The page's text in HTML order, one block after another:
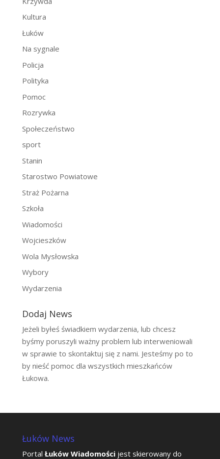
Kultura
Łuków
Na sygnale
Policja
Polityka
Pomoc
Rozrywka
Społeczeństwo
sport
Stanin
Starostwo Powiatowe
Straż Pożarna
Szkoła
Wiadomości
Wojcieszków
Wola Mysłowska
Wybory
Wydarzenia
Dodaj News
Jeżeli byłeś świadkiem wydarzenia, lub chcesz
byśmy poruszyli ważny problem lub interweniowali
w sprawie to skontaktuj się z nami. Jesteśmy po to
by nieść pomoc dla wszystkich mieszkańców
Łukowa.
Łuków News
Portal Łuków Wiadomościjest skierowany do